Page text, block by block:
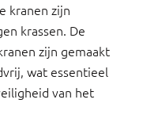
kranen zijn
krassen. De
zijn gemaakt
wat essentieel
van het